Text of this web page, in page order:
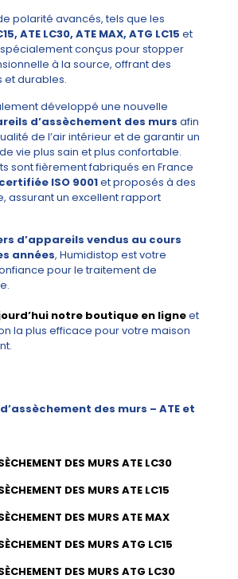
polarité avancés, tels que les
ATE LC30, ATE MAX, ATG LC15 et
conçus pour stopper
à la source, offrant des
et durables.
développé une nouvelle
d’assèchement des murs afin
de l’air intérieur et de garantir un
vie plus sain et plus confortable.
sont fièrement fabriqués en France
certifiée ISO 9001et proposés à des
assurant un excellent rapport
d’appareils vendus au cours
années, Humidistop est votre
pour le traitement de
notre boutique en ligneet
la plus efficace pour votre maison
des murs – ATE et
DES MURS ATE LC30
DES MURS ATE LC15
DES MURS ATE MAX
DES MURS ATG LC15
DES MURS ATG LC30